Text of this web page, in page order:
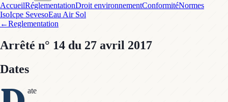
AccueilRéglementationDroit environnementConformitéNormes
IsoIcpe SevesoEau Air Sol
←Reglementation
Arrêté n° 14 du 27 avril 2017
Dates
ate